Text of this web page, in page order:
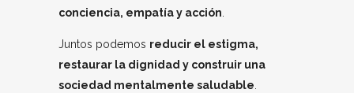
conciencia, empatía y acción
Juntos podemos reducir el estigma,
restaurar la dignidad y construir una
sociedad mentalmente saludable